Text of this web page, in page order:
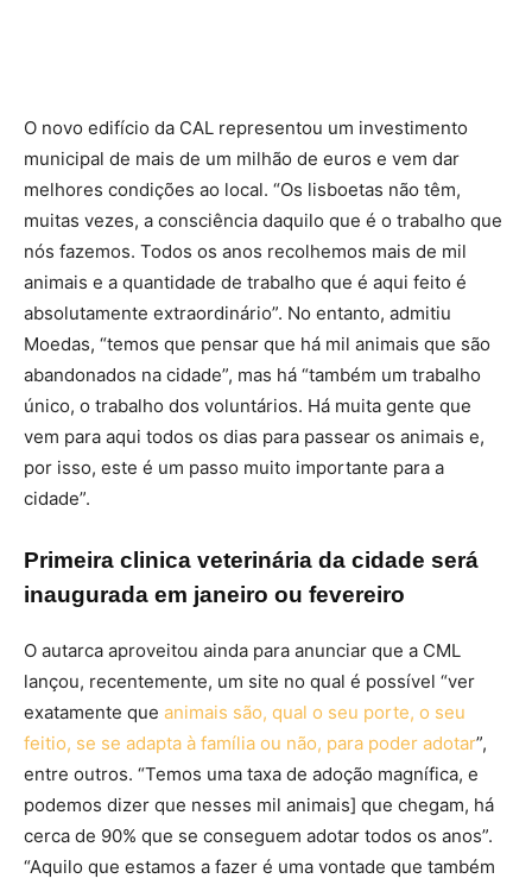
O novo edifício da CAL representou um investimento
municipal de mais de um milhão de euros e vem dar
melhores condições ao local. “Os lisboetas não têm,
muitas vezes, a consciência daquilo que é o trabalho que
nós fazemos. Todos os anos recolhemos mais de mil
animais e a quantidade de trabalho que é aqui feito é
absolutamente extraordinário”. No entanto, admitiu
Moedas, “temos que pensar que há mil animais que são
abandonados na cidade”, mas há “também um trabalho
único, o trabalho dos voluntários. Há muita gente que
vem para aqui todos os dias para passear os animais e,
por isso, este é um passo muito importante para a
cidade”.
Primeira clinica veterinária da cidade será
inaugurada em janeiro ou fevereiro
O autarca aproveitou ainda para anunciar que a CML
lançou, recentemente, um site no qual é possível “ver
exatamente que animais são, qual o seu porte, o seu
feitio, se se adapta à família ou não, para poder adotar”,
entre outros. “Temos uma taxa de adoção magnífica, e
podemos dizer que nesses mil animais] que chegam, há
cerca de 90% que se conseguem adotar todos os anos”.
“Aquilo que estamos a fazer é uma vontade que também